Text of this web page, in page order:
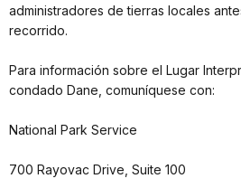
administradores de tierras locales
recorrido.
Para información sobre el Lugar
condado Dane, comuníquese con:
National Park Service
700 Rayovac Drive, Suite 100